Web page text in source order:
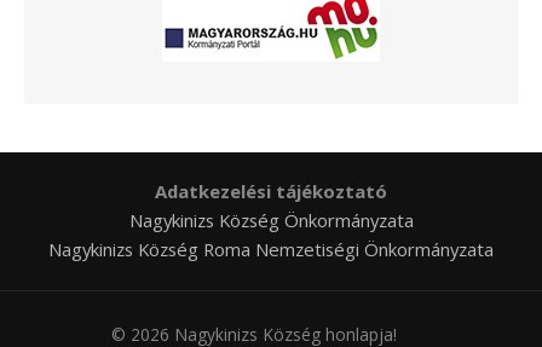
Adatkezelési tájékoztató
Nagykinizs Község Önkormányzata
Nagykinizs Község Roma Nemzetiségi Önkormányzata
© 2026 Nagykinizs Község honlapja!